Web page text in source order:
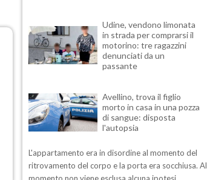
Udine, vendono limonata
in strada per comprarsi il
motorino: tre ragazzini
denunciati da un
passante
Avellino, trova il figlio
morto in casa in una pozza
di sangue: disposta
l'autopsia
L'appartamento era in disordine al momento del
ritrovamento del corpo e la porta era socchiusa. Al